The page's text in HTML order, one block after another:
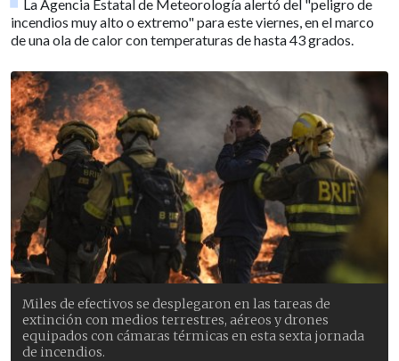
La Agencia Estatal de Meteorología alertó del "peligro de
incendios muy alto o extremo" para este viernes, en el marco
de una ola de calor con temperaturas de hasta 43 grados.
Miles de efectivos se desplegaron en las tareas de
extinción con medios terrestres, aéreos y drones
equipados con cámaras térmicas en esta sexta jornada
de incendios.